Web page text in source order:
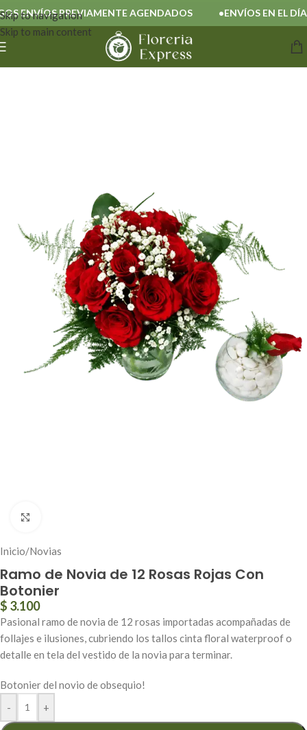
Skip to navigation
Skip to main content
ENVÍOS PREVIAMENTE AGENDADOS ENVÍOS EN EL DÍA
Inicio/Novias
Ramo de Novia de 12 Rosas Rojas Con
Botonier
$ 3.100
Pasional ramo de novia de 12 rosas importadas acompañadas de
follajes e ilusiones, cubriendo los tallos cinta floral waterproof o
detalle en tela del vestido de la novia para terminar.
Botonier del novio de obsequio!
-
+